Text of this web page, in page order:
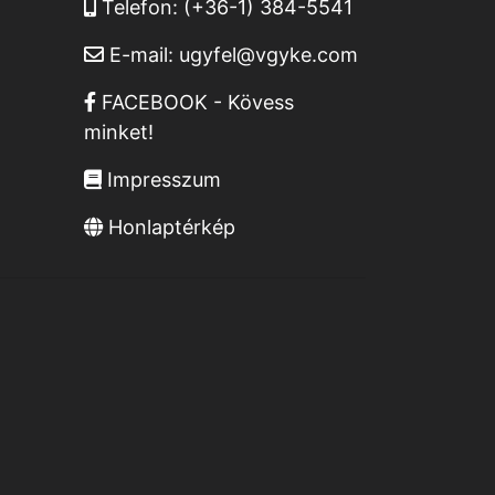
Telefon: (+36-1) 384-5541
E-mail: ugyfel@vgyke.com
FACEBOOK - Kövess
minket!
Impresszum
Honlaptérkép